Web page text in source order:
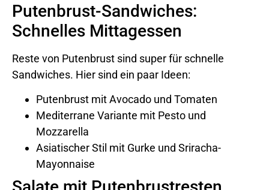
Putenbrust-Sandwiches:
Schnelles Mittagessen
Reste von Putenbrust sind super für schnelle
Sandwiches. Hier sind ein paar Ideen:
Putenbrust mit Avocado und Tomaten
Mediterrane Variante mit Pesto und
Mozzarella
Asiatischer Stil mit Gurke und Sriracha-
Mayonnaise